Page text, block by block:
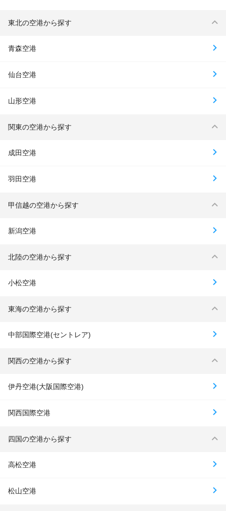
東北の空港から探す
青森空港
仙台空港
山形空港
関東の空港から探す
成田空港
羽田空港
甲信越の空港から探す
新潟空港
北陸の空港から探す
小松空港
東海の空港から探す
中部国際空港(セントレア)
関西の空港から探す
伊丹空港(大阪国際空港)
関西国際空港
四国の空港から探す
高松空港
松山空港